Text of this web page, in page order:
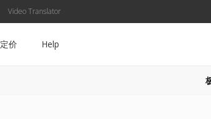
Video Translator
定价 Help